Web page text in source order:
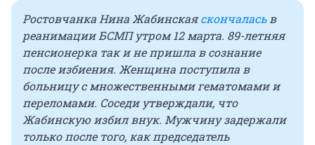
Ростовчанка Нина Жабинскаяскончаласьв
реанимации БСМП утром 12 марта. 89-летняя
пенсионерка так и не пришла в сознание
после избиения. Женщина поступила в
больницу с множественными гематомами и
переломами. Соседи утверждали, что
Жабинскую избил внук. Мужчину задержали
только после того, как председатель